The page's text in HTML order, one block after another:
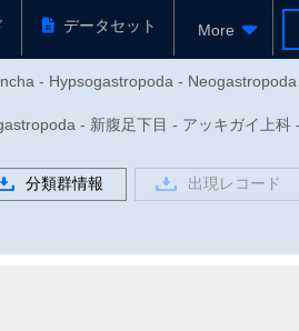
データセット More
- Hypsogastropoda -
- 新腹足下目 - アッキガイ上科
分類群情報 出現レコード